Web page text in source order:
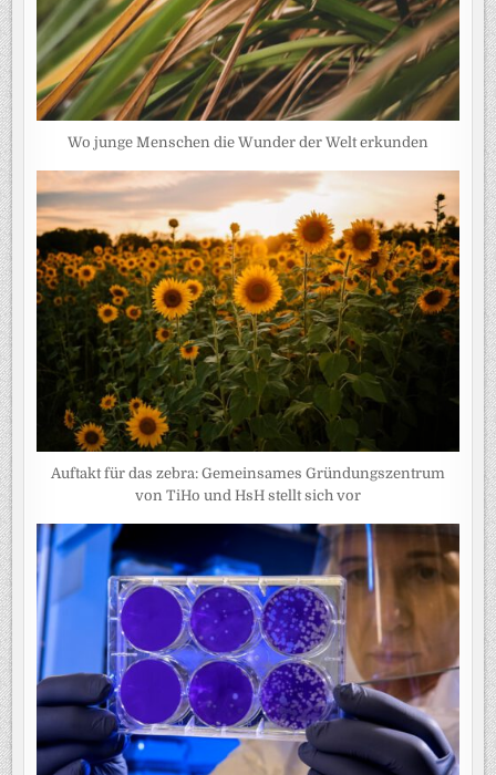
Wo junge Menschen die Wunder der Welt erkunden
Auftakt für das zebra: Gemeinsames Gründungszentrum
von TiHo und HsH stellt sich vor